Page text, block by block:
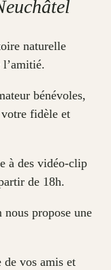
naturelle
bénévoles,
fidèle et
à des vidéo-clip
de 18h.
propose une
de vos amis et